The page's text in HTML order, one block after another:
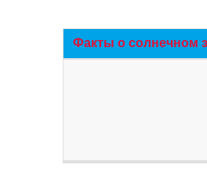
Факты о солнечном